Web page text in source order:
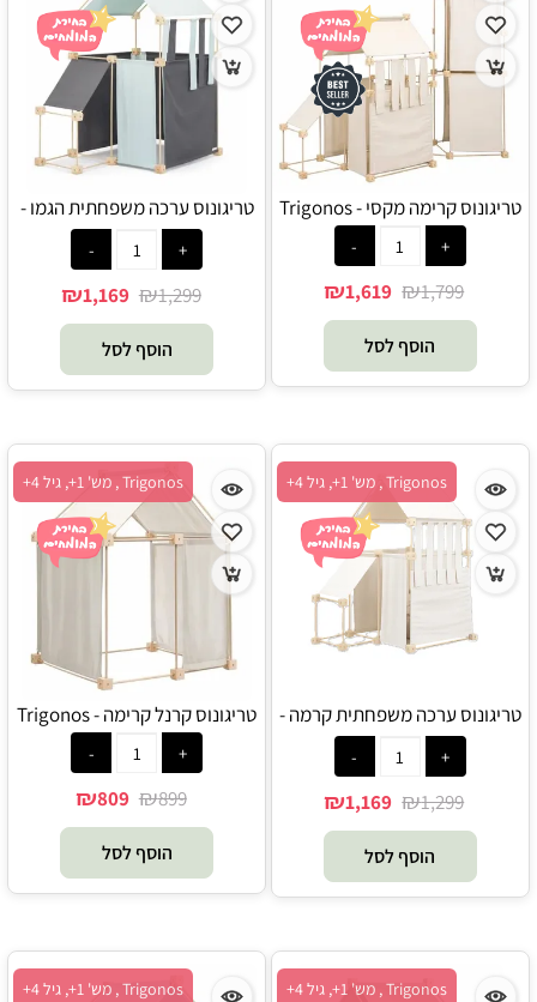
טריגונוס קרימה מקסי - Trigonos
₪1,799
₪1,619
הוסף לסל
טריגונוס ערכה משפחתית הגמו -
Trigonos
₪1,299
₪1,169
הוסף לסל
Trigonos , מש' 1+, גיל 4+
טריגונוס ערכה משפחתית קרמה -
Trigonos
₪1,299
₪1,169
הוסף לסל
Trigonos , מש' 1+, גיל 4+
טריגונוס קרנל קרימה - Trigonos
₪899
₪809
הוסף לסל
Trigonos , מש' 1+, גיל 4+ Trigonos , מש' 1+, גיל 4+